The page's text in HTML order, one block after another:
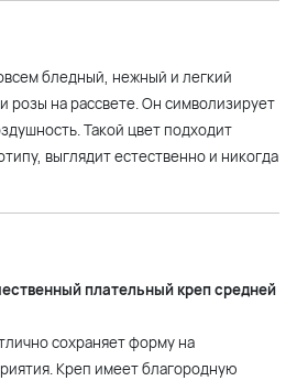
бледный, нежный и легкий
розы на рассвете. Он символизирует
Такой цвет подходит
выглядит естественно и никогда
плательный креп средней
сохраняет форму на
Креп имеет благородную